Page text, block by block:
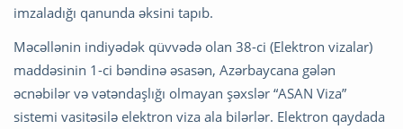
imzaladığı qanunda əksini tapıb.
Məcəllənin indiyədək qüvvədə olan 38-ci (Elektron vizalar)
maddəsinin 1-ci bəndinə əsasən, Azərbaycana gələn
əcnəbilər və vətəndaşlığı olmayan şəxslər “ASAN Viza”
sistemi vasitəsilə elektron viza ala bilərlər. Elektron qaydada